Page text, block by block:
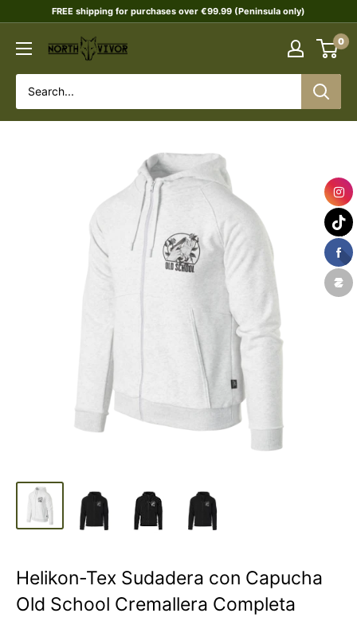
content
FREE shipping for purchases over €99.99 (Peninsula only)
NORTHVIVOR 0
Helikon-Tex Sudadera con Capucha
Old School Cremallera Completa